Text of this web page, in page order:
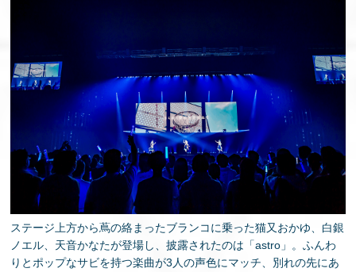
ステージ上方から蔦の絡まったブランコに乗った猫又おかゆ、白銀
ノエル、天音かなたが登場し、披露されたのは「astro」。ふんわ
りとポップなサビを持つ楽曲が3人の声色にマッチ、別れの先にあ